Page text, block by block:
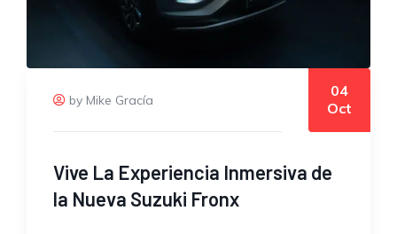
by Mike Gracía
04
Oct
Vive La Experiencia Inmersiva de
la Nueva Suzuki Fronx